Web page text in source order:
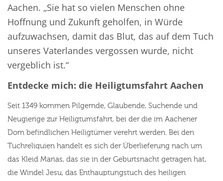
Aachen. „Sie hat so vielen Menschen ohne
Hoffnung und Zukunft geholfen, in Würde
aufzuwachsen, damit das Blut, das auf dem Tuch
unseres Vaterlandes vergossen wurde, nicht
vergeblich ist.“
Entdecke mich: die Heiligtumsfahrt Aachen
Seit 1349 kommen Pilgernde, Glaubende, Suchende und
Neugierige zur Heiligtumsfahrt, bei der die im Aachener
Dom befindlichen Heiligtümer verehrt werden. Bei den
Tuchreliquien handelt es sich der Überlieferung nach um
das Kleid Marias, das sie in der Geburtsnacht getragen hat,
die Windel Jesu, das Enthauptungstuch des heiligen